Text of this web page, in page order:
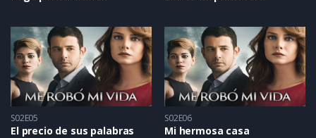
S02E05
El precio de sus palabras
S02E06
Mi hermosa casa